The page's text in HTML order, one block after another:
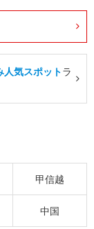
人気スポットラ
甲信越
中国